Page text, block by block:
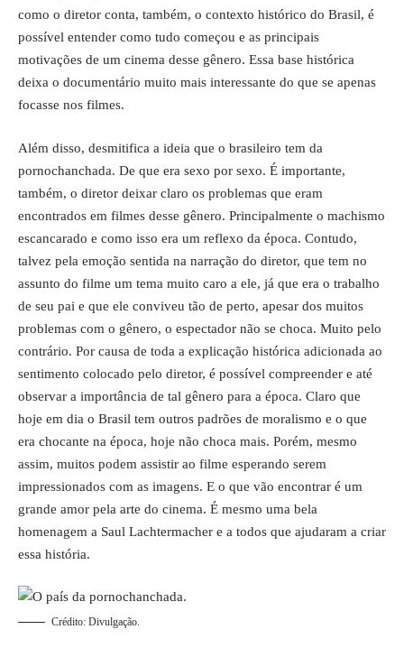
como o diretor conta, também, o contexto histórico do Brasil, é
possível entender como tudo começou e as principais
motivações de um cinema desse gênero. Essa base histórica
deixa o documentário muito mais interessante do que se apenas
focasse nos filmes.
Além disso, desmitifica a ideia que o brasileiro tem da
pornochanchada. De que era sexo por sexo. É importante,
também, o diretor deixar claro os problemas que eram
encontrados em filmes desse gênero. Principalmente o machismo
escancarado e como isso era um reflexo da época. Contudo,
talvez pela emoção sentida na narração do diretor, que tem no
assunto do filme um tema muito caro a ele, já que era o trabalho
de seu pai e que ele conviveu tão de perto, apesar dos muitos
problemas com o gênero, o espectador não se choca. Muito pelo
contrário. Por causa de toda a explicação histórica adicionada ao
sentimento colocado pelo diretor, é possível compreender e até
observar a importância de tal gênero para a época. Claro que
hoje em dia o Brasil tem outros padrões de moralismo e o que
era chocante na época, hoje não choca mais. Porém, mesmo
assim, muitos podem assistir ao filme esperando serem
impressionados com as imagens. E o que vão encontrar é um
grande amor pela arte do cinema. É mesmo uma bela
homenagem a Saul Lachtermacher e a todos que ajudaram a criar
essa história.
Crédito: Divulgação.